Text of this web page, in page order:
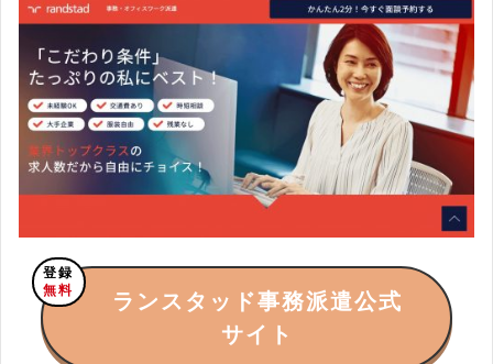
登録
無料
ランスタッド事務派遣公式
サイト